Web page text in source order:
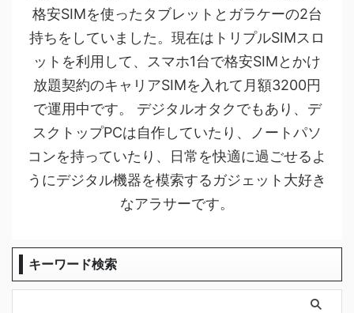
格安SIMを使ったタブレットとガラケーの2台
持ちをしていました。現在はトリプルSIMスロ
ットを利用して、スマホ1台で格安SIMとかけ
放題契約のキャリアSIMを入れて月額3200円
で運用中です。 デジタルオタクでもあり、デ
スクトップPCは自作していたり、ノートパソ
コンを持っていたり、日常を快適に過ごせるよ
うにデジタル機器を模索するガジェット大好き
なアラサーです。
キーワード検索